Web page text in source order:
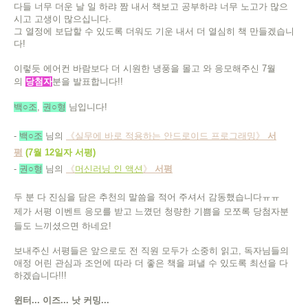
다들 너무 더운 날 일 하랴 짬 내서 책보고 공부하랴 너무 노고가 많으
시고 고생이 많으십니다.
그 열정에 보답할 수 있도록 더워도 기운 내서 더 열심히 책 만들겠습니
다!
이렇듯 에어컨 바람보다 더 시원한 냉풍을 몰고 와 응모해주신 7월
의 당첨자분을 발표합니다!!
백○조, 권○형 님 입니다!
- 백○조 님의 《실무에 바로 적용하는 안드로이드 프로그래밍 》 서
평 (7월 12일자 서평)
- 권○형 님의 《머신러닝 인 액션 》 서평
두 분 다 진심을 담은 추천의 말씀을 적어 주셔서 감동했습니다ㅠㅠ
제가 서평 이벤트 응모를 받고 느꼈던 청량한 기쁨을 모쪼록 당첨자분
들도 느끼셨으면 하네요!
보내주신 서평들은 앞으로도 전 직원 모두가 소중히 읽고, 독자님들의
애정 어린 관심과 조언에 따라 더 좋은 책을 펴낼 수 있도록 최선을 다
하겠습니다!!!
윈터... 이즈... 낫 커밍...